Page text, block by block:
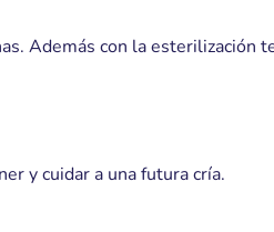
Además con la esterilización
y cuidar a una futura cría.